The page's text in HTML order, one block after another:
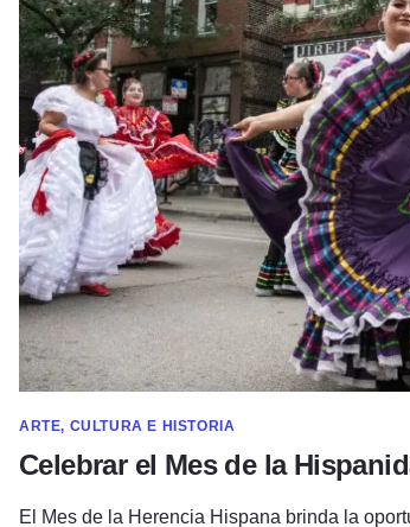
ARTE, CULTURA E HISTORIA
Celebrar el Mes de la
El Mes de la Herencia Hispana brinda la